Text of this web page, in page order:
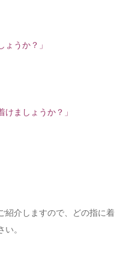
ょうか？」
けましょうか？」
紹介しますので、どの指に着
。